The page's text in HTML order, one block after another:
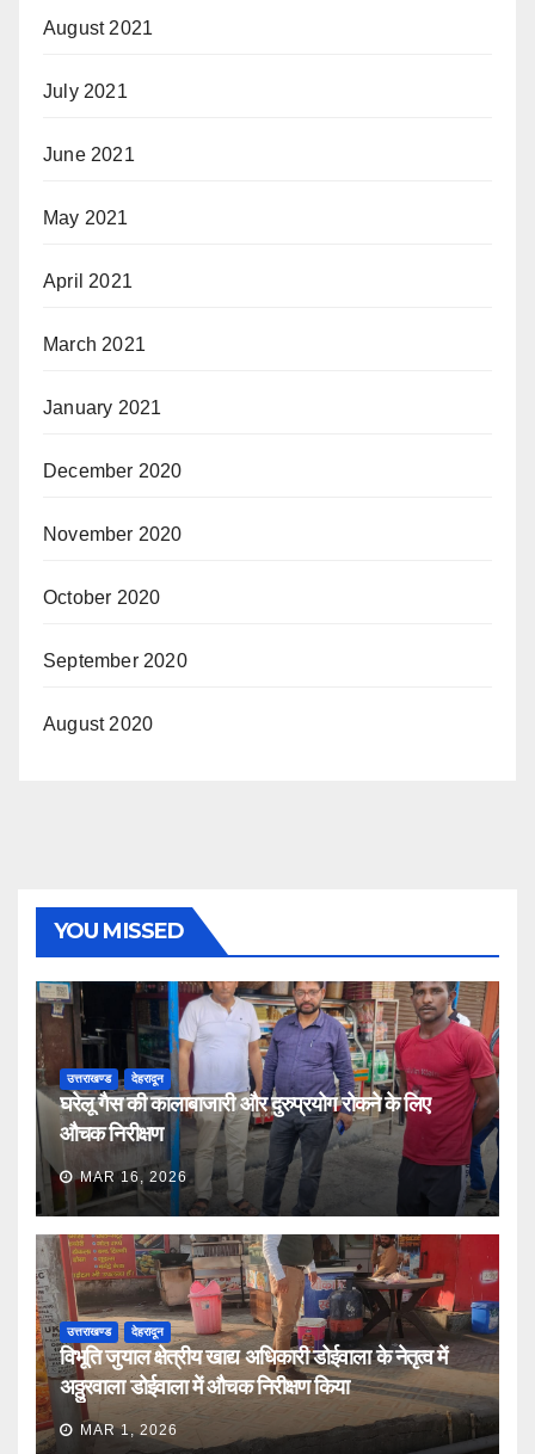
August 2021
July 2021
June 2021
May 2021
April 2021
March 2021
January 2021
December 2020
November 2020
October 2020
September 2020
August 2020
YOU MISSED
उत्तराखण्ड देहरादून
घरेलू गैस की कालाबाजारी और दुरुप्रयोग रोकने के लिए
औचक निरीक्षण
MAR 16, 2026
उत्तराखण्ड देहरादून
विभूति जुयाल क्षेत्रीय खाद्य अधिकारी डोईवाला के नेतृत्व में
अठ्ठुरवाला डोईवाला में औचक निरीक्षण किया
MAR 1, 2026